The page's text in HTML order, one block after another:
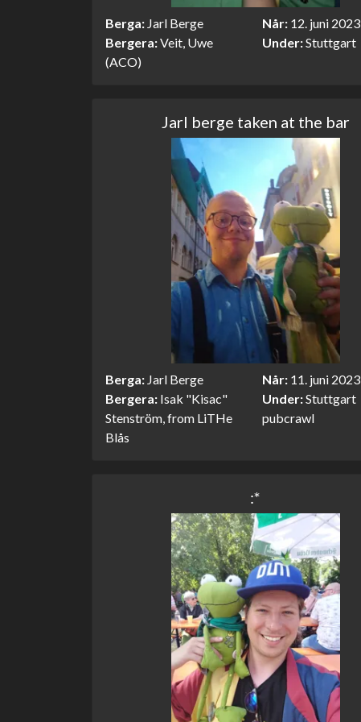
Berga Jarl Berge
Bergera Veit, Uwe
(ACO)
Når 12. juni 2023
Under Stuttgart
Jarl berge taken at the bar
Berga Jarl Berge
Bergera Isak "Kisac"
Stenström, from LiTHe
Blås
Når 11. juni 2023
Under Stuttgart
pubcrawl
:*